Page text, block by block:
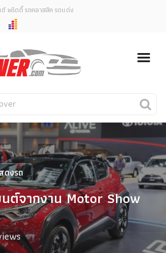
เลิกการแจ้งเตือน
จ้งเตือนข่าวสารเมื่อมีการอัพเดต
ใช่หรือไม่?
พริตตี้ รถคลาสสิค รถแต่ง
รถใหม่
คนรักรถ
รถแต่ง
พริตตี้
งานแสดงรถ
Car In The Movie
สเปคราคา รถยนต์
ดงรถ
ต์จากงาน Motor Show